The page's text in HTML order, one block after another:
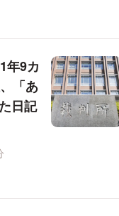
年9カ
「あ
日記